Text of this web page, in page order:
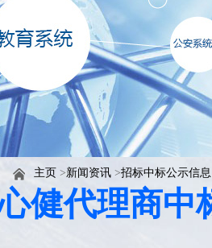
主页 >新闻资讯 >招标中标公示信息
健代理商